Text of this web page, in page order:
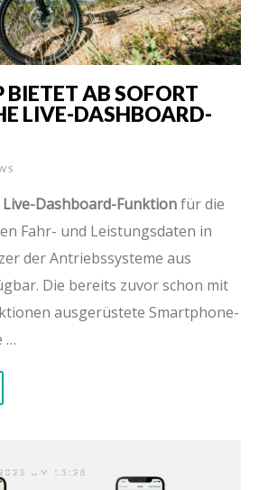
BIETET AB SOFORT
LIVE-DASHBOARD-
Live-Dashboard-Funktionfür die
Fahr- und Leistungsdaten in
der Antriebssysteme aus
Die bereits zuvor schon mit
ausgerüstete Smartphone-
…
UM 15:26